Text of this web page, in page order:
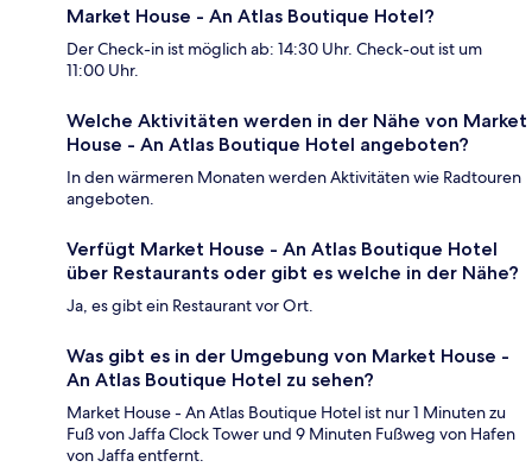
Market House - An Atlas Boutique Hotel?
Der Check-in ist möglich ab: 14:30 Uhr. Check-out ist um
11:00 Uhr.
Welche Aktivitäten werden in der Nähe von Market
House - An Atlas Boutique Hotel angeboten?
In den wärmeren Monaten werden Aktivitäten wie Radtouren
angeboten.
Verfügt Market House - An Atlas Boutique Hotel
über Restaurants oder gibt es welche in der Nähe?
Ja, es gibt ein Restaurant vor Ort.
Was gibt es in der Umgebung von Market House -
An Atlas Boutique Hotel zu sehen?
Market House - An Atlas Boutique Hotel ist nur 1 Minuten zu
Fuß von Jaffa Clock Tower und 9 Minuten Fußweg von Hafen
von Jaffa entfernt.